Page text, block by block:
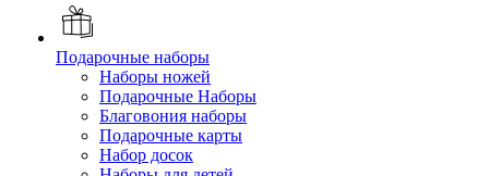
Подарочные наборы
Наборы ножей
Подарочные Наборы
Благовония наборы
Подарочные карты
Набор досок